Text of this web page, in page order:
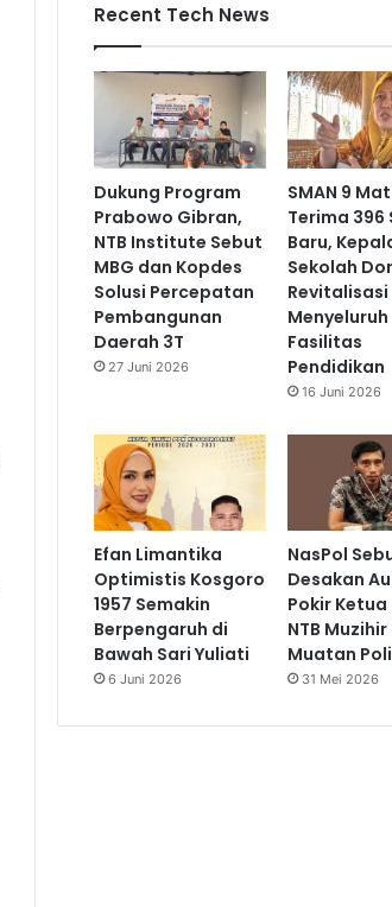
Recent Tech News
Dukung Program
Prabowo Gibran,
NTB Institute Sebut
MBG dan Kopdes
Solusi Percepatan
Pembangunan
Daerah 3T
27 Juni 2026
SMAN 9
Terima 396
Baru,
Sekolah
Revitalisasi
Menyeluruh
Fasilitas
Pendidikan
16 Juni 2026
Efan Limantika
Optimistis Kosgoro
1957 Semakin
Berpengaruh di
Bawah Sari Yuliati
6 Juni 2026
NasPol
Desakan
Pokir Ketua
NTB
Muatan
31 Mei 2026